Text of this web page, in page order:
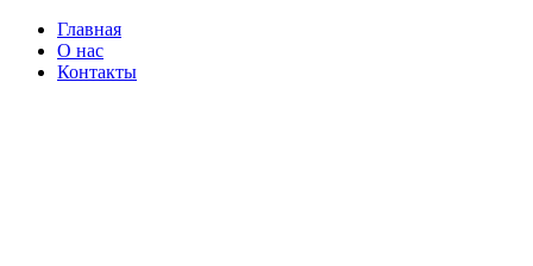
Главная
О нас
Контакты